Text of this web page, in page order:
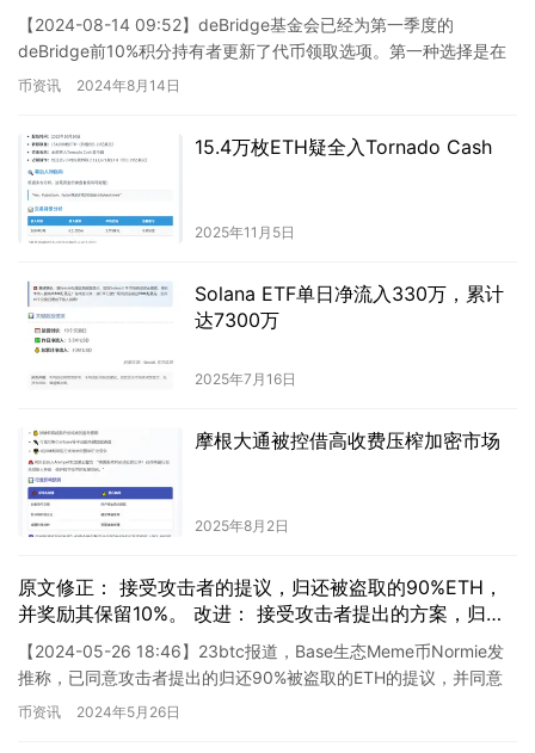
【2024-08-14 09:52】deBridge基金会已经为第一季度的
deBridge前10%积分持有者更新了代币领取选项。第一种选择是在
TGE时选择领取50%，然后在TGE后…
币资讯 2024年8月14日
15.4万枚ETH疑全入Tornado Cash
2025年11月5日
Solana ETF单日净流入330万，累计
达7300万
2025年7月16日
摩根大通被控借高收费压榨加密市场
2025年8月2日
原文修正： 接受攻击者的提议，归还被盗取的90%ETH，
并奖励其保留10%。 改进： 接受攻击者提出的方案，归还
被盗取的90%ETH，并对其给予10%的奖励。
【2024-05-26 18:46】23btc报道，Base生态Meme币Normie发
推称，已同意攻击者提出的归还90%被盗取的ETH的提议，并同意
将其保留10%作为奖励。Nor…
币资讯 2024年5月26日